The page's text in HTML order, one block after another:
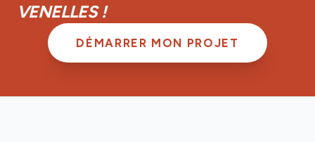
VENELLES !
DÉMARRER MON PROJET